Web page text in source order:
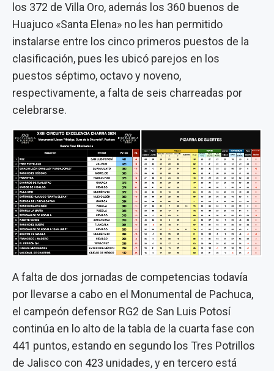
los 372 de Villa Oro, además los 360 buenos de
Huajuco «Santa Elena» no les han permitido
instalarse entre los cinco primeros puestos de la
clasificación, pues les ubicó parejos en los
puestos séptimo, octavo y noveno,
respectivamente, a falta de seis charreadas por
celebrarse.
A falta de dos jornadas de competencias todavía
por llevarse a cabo en el Monumental de Pachuca,
el campeón defensor RG2 de San Luis Potosí
continúa en lo alto de la tabla de la cuarta fase con
441 puntos, estando en segundo los Tres Potrillos
de Jalisco con 423 unidades, y en tercero está